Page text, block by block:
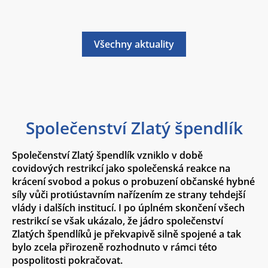
Společenství Zlatý špendlík
Společenství Zlatý špendlík vzniklo v době
covidových restrikcí jako společenská reakce na
krácení svobod a pokus o probuzení občanské hybné
síly vůči protiústavním nařízením ze strany tehdejší
vlády i dalších institucí. I po úplném skončení všech
restrikcí se však ukázalo, že jádro společenství
Zlatých špendlíků je překvapivě silně spojené a tak
bylo zcela přirozeně rozhodnuto v rámci této
pospolitosti pokračovat.
Všechny aktuality